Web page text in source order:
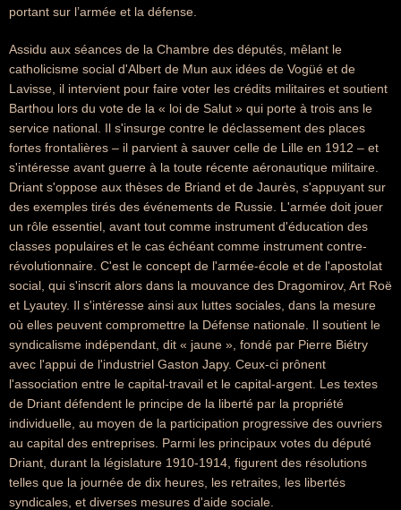
portant sur l’armée et la défense.
Assidu aux séances de la Chambre des députés, mêlant le
catholicisme social d'Albert de Mun aux idées de Vogüé et de
Lavisse, il intervient pour faire voter les crédits militaires et soutient
Barthou lors du vote de la « loi de Salut » qui porte à trois ans le
service national. Il s'insurge contre le déclassement des places
fortes frontalières – il parvient à sauver celle de Lille en 1912 – et
s'intéresse avant guerre à la toute récente aéronautique militaire.
Driant s'oppose aux thèses de Briand et de Jaurès, s'appuyant sur
des exemples tirés des événements de Russie. L'armée doit jouer
un rôle essentiel, avant tout comme instrument d'éducation des
classes populaires et le cas échéant comme instrument contre-
révolutionnaire. C'est le concept de l'armée-école et de l'apostolat
social, qui s'inscrit alors dans la mouvance des Dragomirov, Art Roë
et Lyautey. Il s'intéresse ainsi aux luttes sociales, dans la mesure
où elles peuvent compromettre la Défense nationale. Il soutient le
syndicalisme indépendant, dit « jaune », fondé par Pierre Biétry
avec l'appui de l'industriel Gaston Japy. Ceux-ci prônent
l'association entre le capital-travail et le capital-argent. Les textes
de Driant défendent le principe de la liberté par la propriété
individuelle, au moyen de la participation progressive des ouvriers
au capital des entreprises. Parmi les principaux votes du député
Driant, durant la législature 1910-1914, figurent des résolutions
telles que la journée de dix heures, les retraites, les libertés
syndicales, et diverses mesures d'aide sociale.